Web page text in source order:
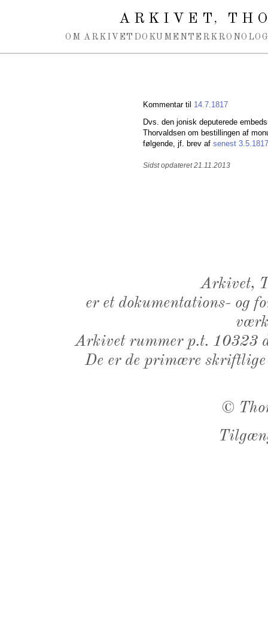
ARKIVET,
OM ARKIVET DOKUMENTER
Kommentar til 14.7.1817
Dvs. den jonisk deputerede
Thorvaldsen om bestillingen af
følgende, jf. brev af senest 3.5.1817
Sidst opdateret 21.11.2013
Arkivet,
er et dokumentations- og
Arkivet rummer p.t. 10323
De er de primære
©